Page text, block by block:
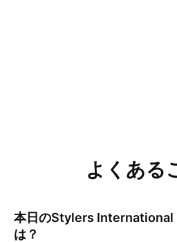
よくある
本日のStylers International
は？